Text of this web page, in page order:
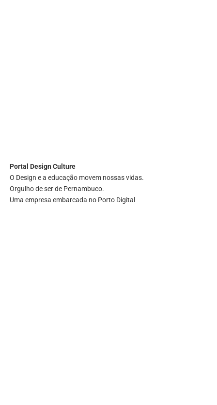
Portal Design Culture
O Design e a educação movem nossas vidas.
Orgulho de ser de Pernambuco.
Uma empresa embarcada no Porto Digital